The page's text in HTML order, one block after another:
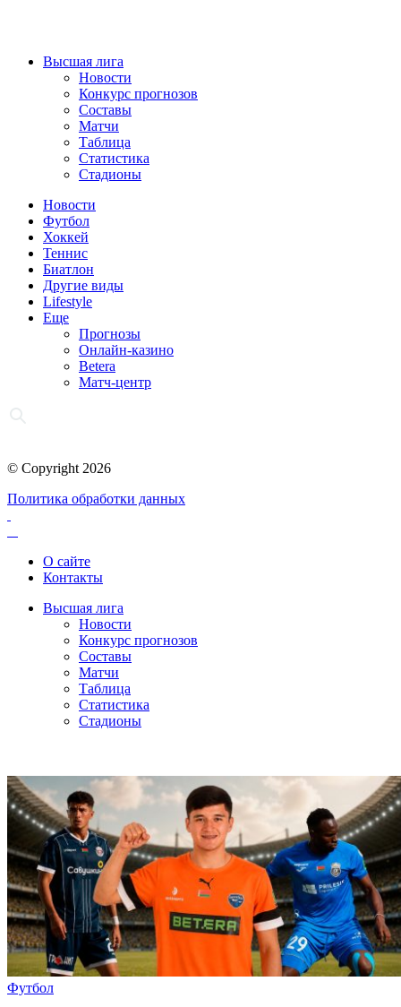
Высшая лига
Новости
Конкурс прогнозов
Составы
Матчи
Таблица
Статистика
Стадионы
Новости
Футбол
Хоккей
Теннис
Биатлон
Другие виды
Lifestyle
Еще
Прогнозы
Онлайн-казино
Betera
Матч-центр
© Copyright 2026
Политика обработки данных
О сайте
Контакты
Высшая лига
Новости
Конкурс прогнозов
Составы
Матчи
Таблица
Статистика
Стадионы
Футбол